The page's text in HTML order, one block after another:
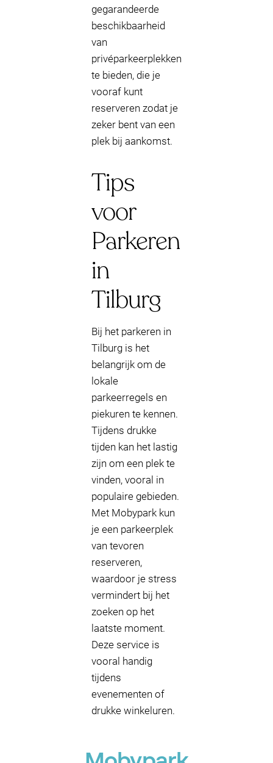
gegarandeerde
beschikbaarheid
van
privéparkeerplekken
te bieden, die je
vooraf kunt
reserveren zodat je
zeker bent van een
plek bij aankomst.
Tips
voor
Parkeren
in
Tilburg
Bij het parkeren in
Tilburg is het
belangrijk om de
lokale
parkeerregels en
piekuren te kennen.
Tijdens drukke
tijden kan het lastig
zijn om een plek te
vinden, vooral in
populaire gebieden.
Met Mobypark kun
je een parkeerplek
van tevoren
reserveren,
waardoor je stress
vermindert bij het
zoeken op het
laatste moment.
Deze service is
vooral handig
tijdens
evenementen of
drukke winkeluren.